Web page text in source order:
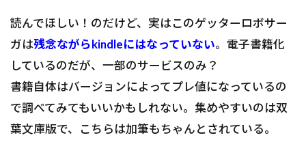
読んでほしい！のだけど、実はこのゲッターロボサー
ガは残念ながらkindleにはなっていない。電子書籍化
しているのだが、一部のサービスのみ？
書籍自体はバージョンによってプレ値になっているの
で調べてみてもいいかもしれない。集めやすいのは双
葉文庫版で、こちらは加筆もちゃんとされている。